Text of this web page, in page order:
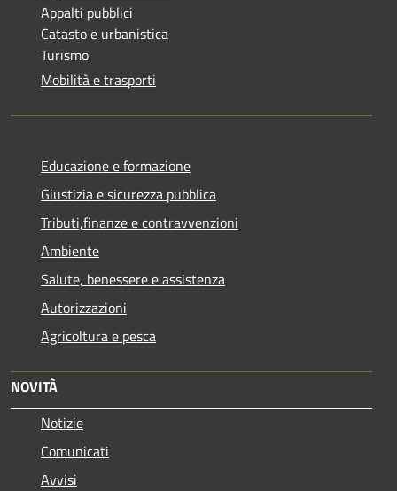
Appalti pubblici
Catasto e urbanistica
Turismo
Mobilità e trasporti
Educazione e formazione
Giustizia e sicurezza pubblica
Tributi,finanze e contravvenzioni
Ambiente
Salute, benessere e assistenza
Autorizzazioni
Agricoltura e pesca
NOVITÀ
Notizie
Comunicati
Avvisi